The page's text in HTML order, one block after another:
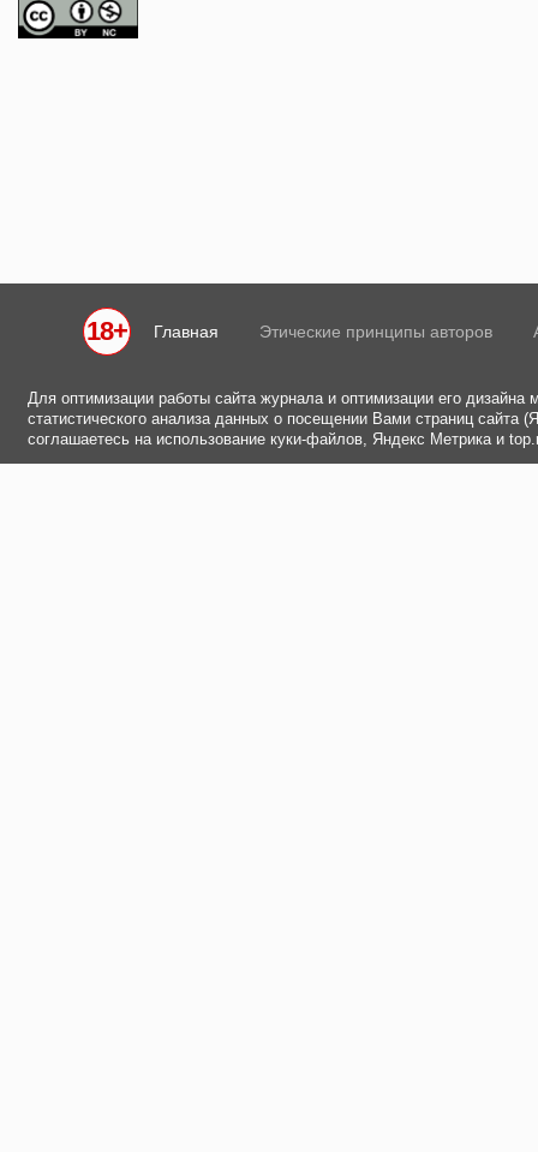
18+ Главная Этические принципы авторов
Для оптимизации работы сайта журнала и оптимизации его
статистического анализа данных о посещении Вами страниц
соглашаетесь на использование куки-файлов, Яндекс Метрика и